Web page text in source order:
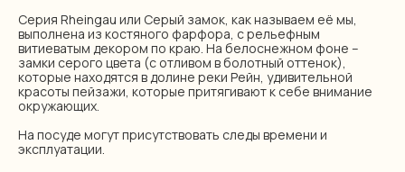
Серия Rheingau или Серый замок, как называем её мы,
выполнена из костяного фарфора, с рельефным
витиеватым декором по краю. На белоснежном фоне –
замки серого цвета (с отливом в болотный оттенок),
которые находятся в долине реки Рейн, удивительной
красоты пейзажи, которые притягивают к себе внимание
окружающих.
На посуде могут присутствовать следы времени и
эксплуатации.